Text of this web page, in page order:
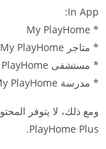
In App:
* My PlayHome
* متاجر My PlayHome
* مستشفى My PlayHome
* مدرسة My PlayHome
PlayHome Plus.